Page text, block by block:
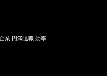
業 円満退職 効率